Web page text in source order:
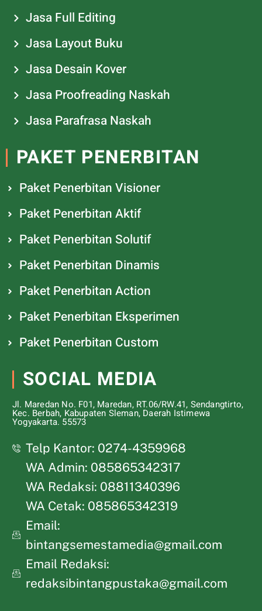
Jasa Full Editing
Jasa Layout Buku
Jasa Desain Kover
Jasa Proofreading Naskah
Jasa Parafrasa Naskah
PAKET PENERBITAN
Paket Penerbitan Visioner
Paket Penerbitan Aktif
Paket Penerbitan Solutif
Paket Penerbitan Dinamis
Paket Penerbitan Action
Paket Penerbitan Eksperimen
Paket Penerbitan Custom
SOCIAL MEDIA
Jl. Maredan No. F01, Maredan, RT.06/RW.41, Sendangtirto,
Kec. Berbah, Kabupaten Sleman, Daerah Istimewa
Yogyakarta. 55573
Telp Kantor: 0274-4359968
WA Admin: 085865342317
WA Redaksi: 08811340396
WA Cetak: 085865342319
Email:
bintangsemestamedia@gmail.com
Email Redaksi:
redaksibintangpustaka@gmail.com